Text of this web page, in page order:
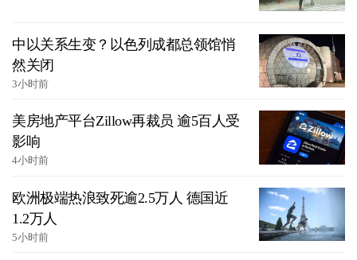
中以关系生变？以色列成都总领馆悄
然关闭
3小时前
美房地产平台Zillow再裁员 逾5百人受
影响
4小时前
欧洲极端热浪致死逾2.5万人 德国近
1.2万人
5小时前